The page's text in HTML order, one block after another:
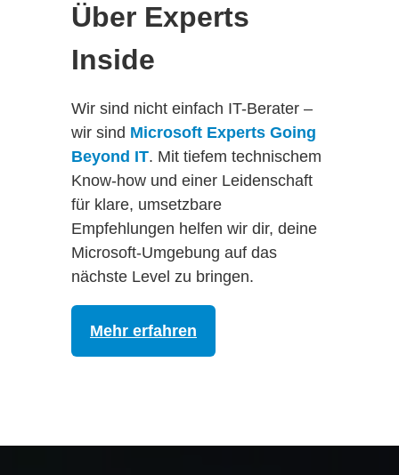
Über Experts
Inside
Wir sind nicht einfach IT-Berater –
wir sind Microsoft Experts Going
Beyond IT. Mit tiefem technischem
Know-how und einer Leidenschaft
für klare, umsetzbare
Empfehlungen helfen wir dir, deine
Microsoft-Umgebung auf das
nächste Level zu bringen.
Mehr erfahren